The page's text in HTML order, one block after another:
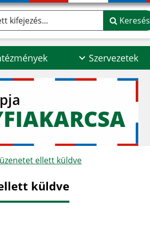
Keresés
Szervezetek
ellett küldve
küldve